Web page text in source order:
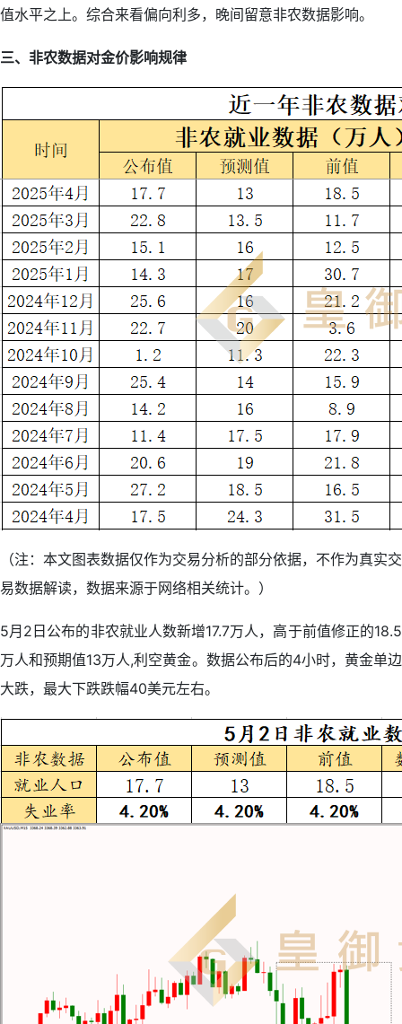
值水平之上。综合来看偏向利多，晚间留意非农数据影响。
三、非农数据对金价影响规律
（注：本文图表数据仅作为交易分析的部分依据，不作为真实交
易数据解读，数据来源于网络相关统计。）
5月2日公布的非农就业人数新增17.7万人，高于前值修正的18.5
万人和预期值13万人,利空黄金。数据公布后的4小时，黄金单边
大跌，最大下跌跌幅40美元左右。